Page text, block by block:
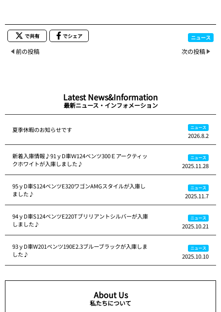
で共有 でシェア ニュース
前の投稿 次の投稿
Latest News&Information
最新ニュース・インフォメーション
夏季休暇のお知らせです ニュース
2026.8.2
新着入庫情報♪91ｙD車Ｗ124ベンツ300Ｅアークティッ
クホワイトが入庫しました♪
ニュース
2025.11.28
95ｙD車S124ベンツE320ワゴンAMGスタイルが入庫し
ました♪
ニュース
2025.11.7
94ｙD車S124ベンツE220Tブリリアントシルバーが入庫
しました♪
ニュース
2025.10.21
93ｙD車W201ベンツ190E2.3ブルーブラックが入庫しま
した♪
ニュース
2025.10.10
About Us
私たちについて